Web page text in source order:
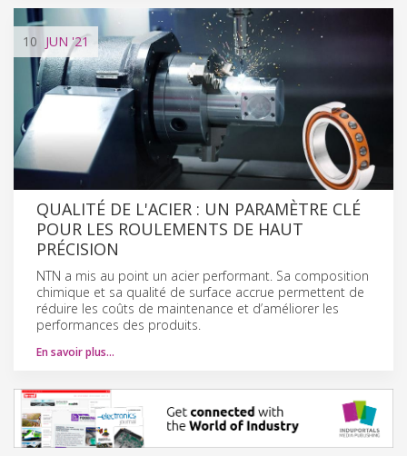
10 JUN '21
QUALITÉ DE L'ACIER : UN PARAMÈTRE CLÉ
POUR LES ROULEMENTS DE HAUT
PRÉCISION
NTN a mis au point un acier performant. Sa composition
chimique et sa qualité de surface accrue permettent de
réduire les coûts de maintenance et d’améliorer les
performances des produits.
En savoir plus…